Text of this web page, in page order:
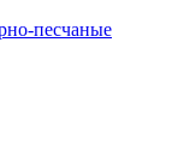
песчаные